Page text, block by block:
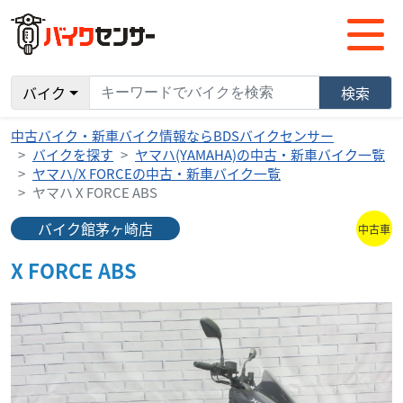
バイク 検索
中古バイク・新車バイク情報ならBDSバイクセンサー
バイクを探す
ヤマハ(YAMAHA)の中古・新車バイク一覧
ヤマハ/X FORCEの中古・新車バイク一覧
ヤマハ X FORCE ABS
バイク館茅ヶ崎店 中古車
X FORCE ABS